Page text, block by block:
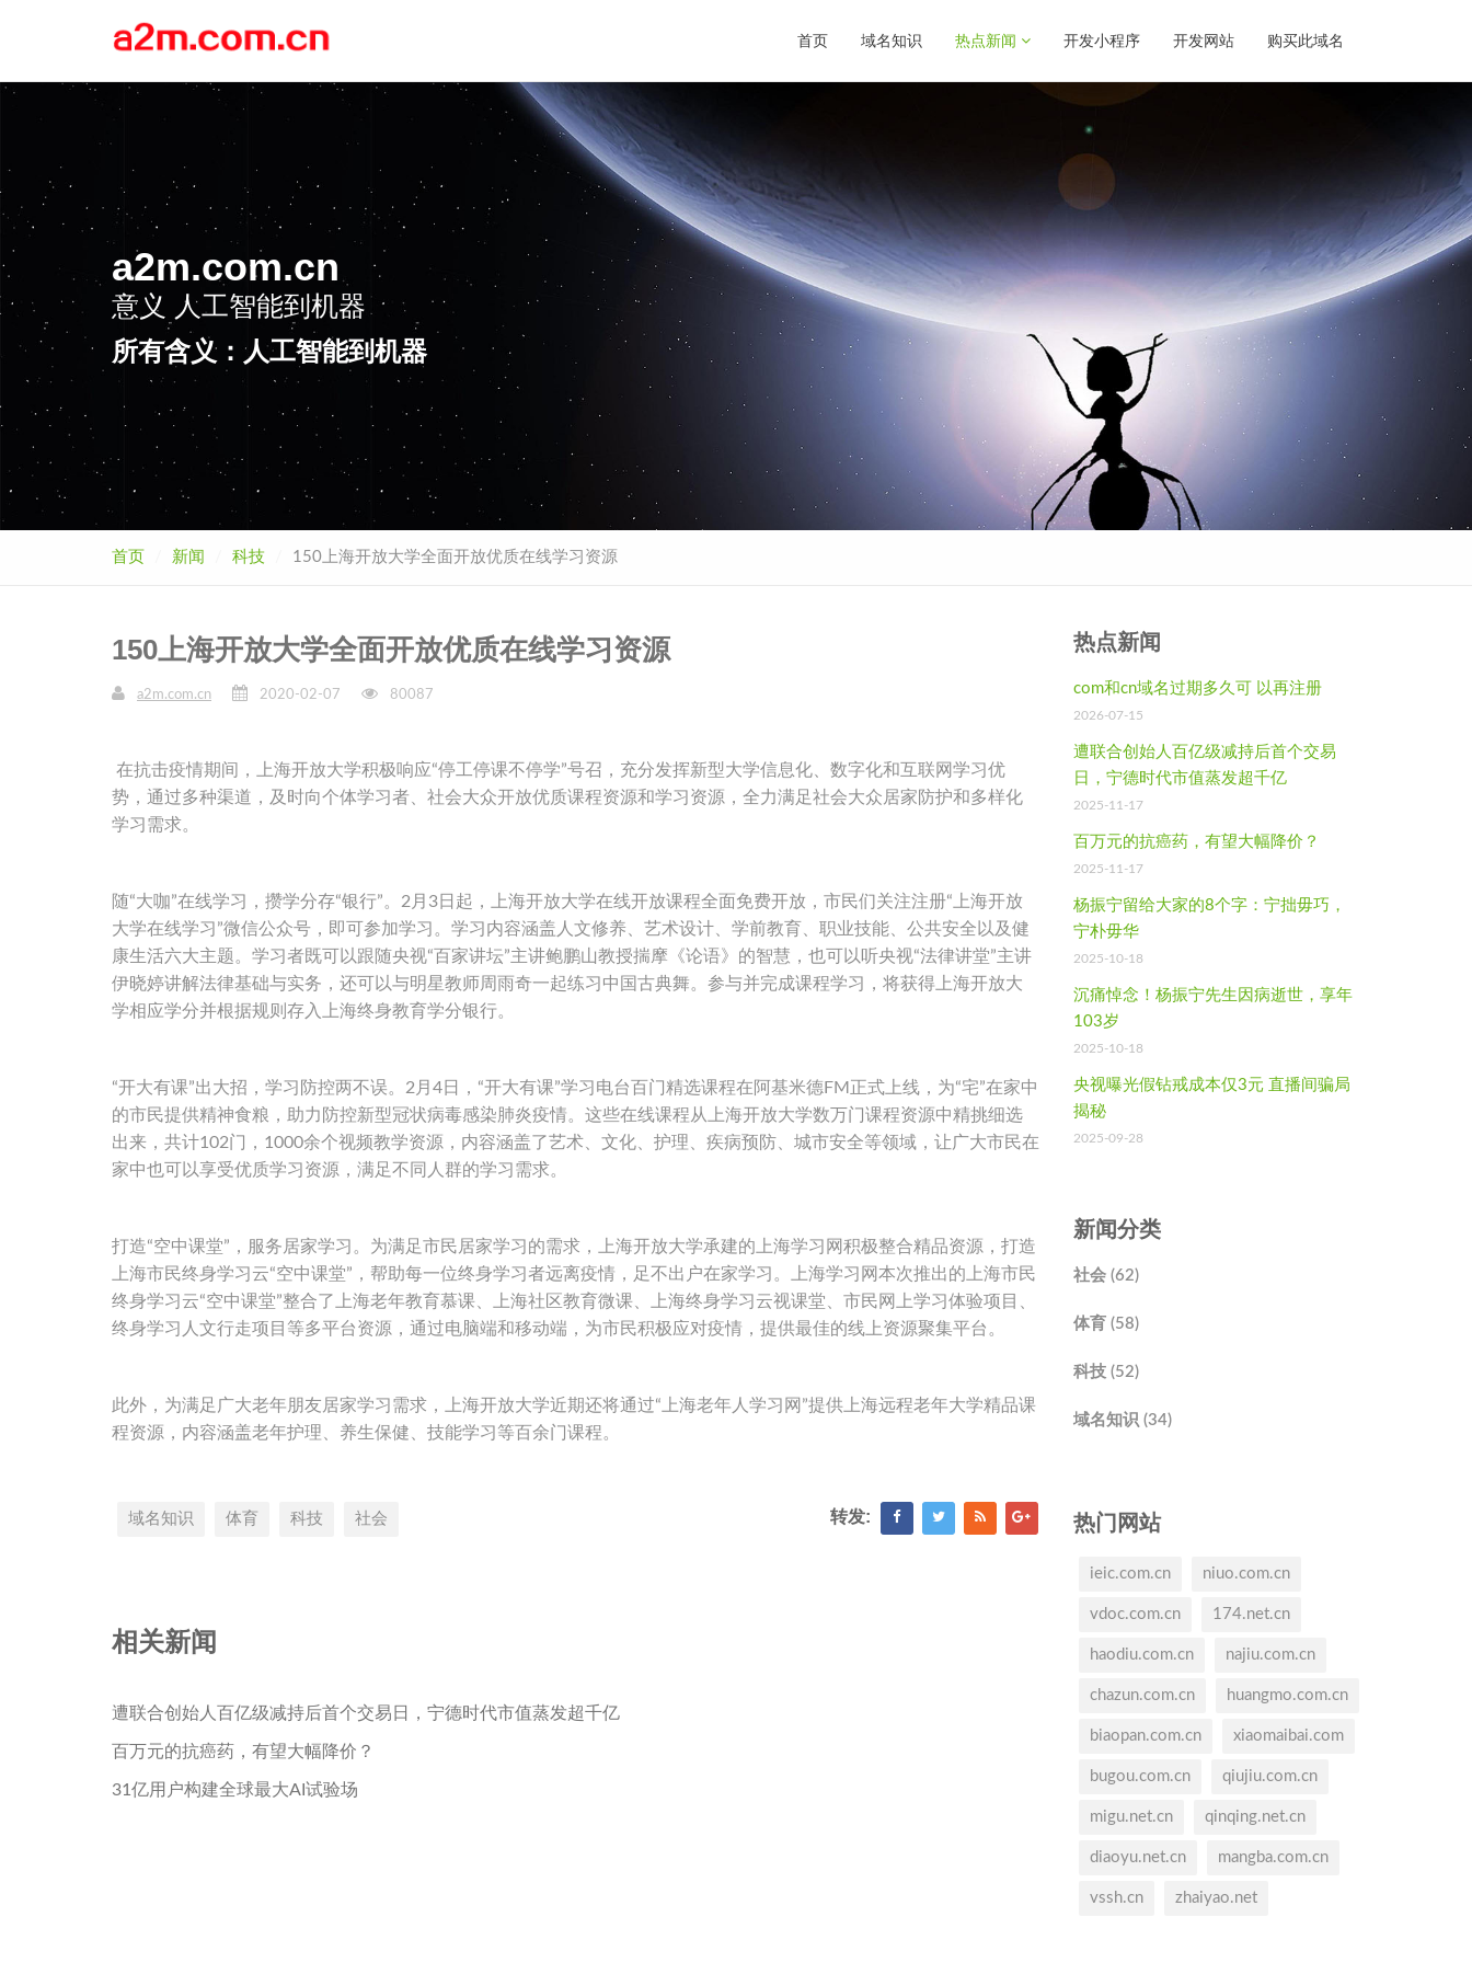
首页 域名知识 热点新闻 开发小程序 开发网站 购买此域名
a2m.com.cn
意义 人工智能到机器
所有含义：人工智能到机器
首页 新闻 科技 150上海开放大学全面开放优质在线学习资源
150上海开放大学全面开放优质在线学习资源
a2m.com.cn 2020-02-07 80087
在抗击疫情期间，上海开放大学积极响应“停工停课不停学”号召，充分发挥新型大学信息化、数字化和互联网学习优
势，通过多种渠道，及时向个体学习者、社会大众开放优质课程资源和学习资源，全力满足社会大众居家防护和多样化
学习需求。
随“大咖”在线学习，攒学分存“银行”。2月3日起，上海开放大学在线开放课程全面免费开放，市民们关注注册“上海开放
大学在线学习”微信公众号，即可参加学习。学习内容涵盖人文修养、艺术设计、学前教育、职业技能、公共安全以及健
康生活六大主题。学习者既可以跟随央视“百家讲坛”主讲鲍鹏山教授揣摩《论语》的智慧，也可以听央视“法律讲堂”主讲
伊晓婷讲解法律基础与实务，还可以与明星教师周雨奇一起练习中国古典舞。参与并完成课程学习，将获得上海开放大
学相应学分并根据规则存入上海终身教育学分银行。
“开大有课”出大招，学习防控两不误。2月4日，“开大有课”学习电台百门精选课程在阿基米德FM正式上线，为“宅”在家中
的市民提供精神食粮，助力防控新型冠状病毒感染肺炎疫情。这些在线课程从上海开放大学数万门课程资源中精挑细选
出来，共计102门，1000余个视频教学资源，内容涵盖了艺术、文化、护理、疾病预防、城市安全等领域，让广大市民在
家中也可以享受优质学习资源，满足不同人群的学习需求。
打造“空中课堂”，服务居家学习。为满足市民居家学习的需求，上海开放大学承建的上海学习网积极整合精品资源，打造
上海市民终身学习云“空中课堂”，帮助每一位终身学习者远离疫情，足不出户在家学习。上海学习网本次推出的上海市民
终身学习云“空中课堂”整合了上海老年教育慕课、上海社区教育微课、上海终身学习云视课堂、市民网上学习体验项目、
终身学习人文行走项目等多平台资源，通过电脑端和移动端，为市民积极应对疫情，提供最佳的线上资源聚集平台。
此外，为满足广大老年朋友居家学习需求，上海开放大学近期还将通过“上海老年人学习网”提供上海远程老年大学精品课
程资源，内容涵盖老年护理、养生保健、技能学习等百余门课程。
域名知识 体育 科技 社会 转发:
相关新闻
遭联合创始人百亿级减持后首个交易日，宁德时代市值蒸发超千亿
百万元的抗癌药，有望大幅降价？
31亿用户构建全球最大AI试验场
热点新闻
com和cn域名过期多久可 以再注册
2026-07-15
遭联合创始人百亿级减持后首个交易
日，宁德时代市值蒸发超千亿
2025-11-17
百万元的抗癌药，有望大幅降价？
2025-11-17
杨振宁留给大家的8个字：宁拙毋巧，
宁朴毋华
2025-10-18
沉痛悼念！杨振宁先生因病逝世，享年
103岁
2025-10-18
央视曝光假钻戒成本仅3元 直播间骗局
揭秘
2025-09-28
新闻分类
社会 (62)
体育 (58)
科技 (52)
域名知识 (34)
热门网站
ieic.com.cn niuo.com.cn
vdoc.com.cn 174.net.cn
haodiu.com.cn najiu.com.cn
chazun.com.cn huangmo.com.cn
biaopan.com.cn xiaomaibai.com
bugou.com.cn qiujiu.com.cn
migu.net.cn qinqing.net.cn
diaoyu.net.cn mangba.com.cn
vssh.cn zhaiyao.net